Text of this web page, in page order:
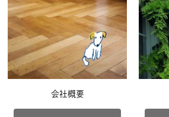
会社概要